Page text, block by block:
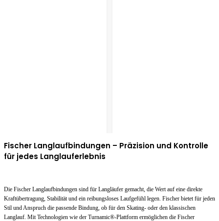
Fischer Langlaufbindungen – Präzision und Kontrolle
für jedes Langlauferlebnis
Die Fischer Langlaufbindungen sind für Langläufer gemacht, die Wert auf eine direkte
Kraftübertragung, Stabilität und ein reibungsloses Laufgefühl legen. Fischer bietet für jeden
Stil und Anspruch die passende Bindung, ob für den Skating- oder den klassischen
Langlauf. Mit Technologien wie der Turnamic®-Plattform ermöglichen die Fischer